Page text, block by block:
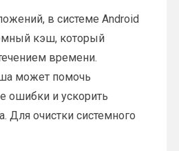
в системе Android
кэш, который
времени.
может помочь
ошибки и ускорить
Для очистки системного